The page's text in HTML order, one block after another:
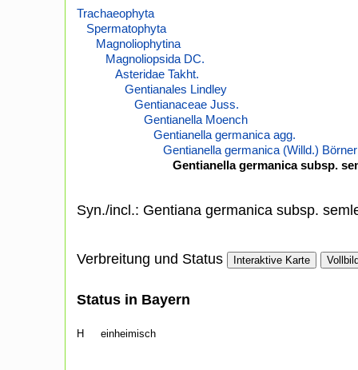
Trachaeophyta
Spermatophyta
Magnoliophytina
Magnoliopsida DC.
Asteridae Takht.
Gentianales Lindley
Gentianaceae Juss.
Gentianella Moench
Gentianella germanica agg.
Gentianella germanica (Willd.) Börner
Gentianella germanica subsp.
Syn./incl.: Gentiana germanica subsp.
Verbreitung und Status Interaktive Karte
Status in Bayern
H einheimisch